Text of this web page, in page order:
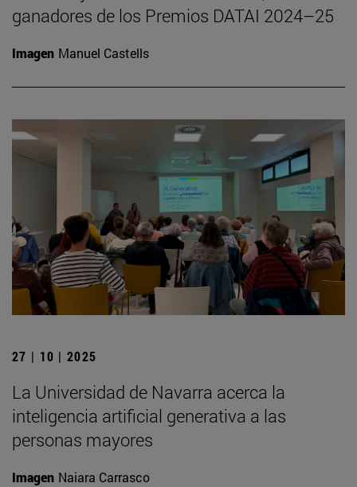
ganadores de los Premios DATAI 2024–25
Imagen Manuel Castells
27 | 10 | 2025
La Universidad de Navarra acerca la
inteligencia artificial generativa a las
personas mayores
Imagen Naiara Carrasco